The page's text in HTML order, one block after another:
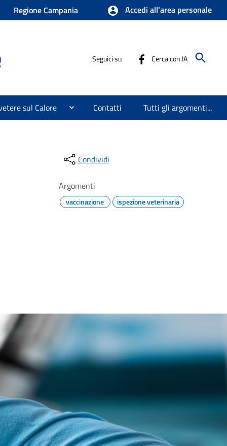
Regione Campania Accedi all'area personale
Seguici su Cerca con IA
sul Calore Contatti Tutti gli argomenti...
Condividi
Argomenti
vaccinazione ispezione veterinaria